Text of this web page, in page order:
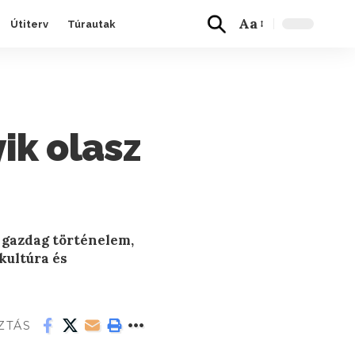
Útiterv Túrautak Aa
olasz
történelem,
és